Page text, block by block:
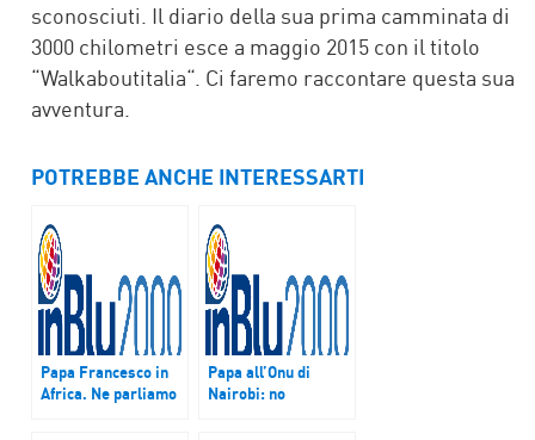
sconosciuti. Il diario della sua prima camminata di
3000 chilometri esce a maggio 2015 con il titolo
“Walkaboutitalia“. Ci faremo raccontare questa sua
avventura.
POTREBBE ANCHE INTERESSARTI
Papa Francesco in
Africa. Ne parliamo
Papa all’Onu di
Nairobi: no